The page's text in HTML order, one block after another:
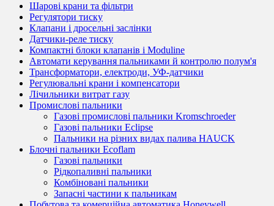
Шарові крани та фільтри
Регулятори тиску
Клапани і дросельні заслінки
Датчики-реле тиску
Компактні блоки клапанів і Moduline
Автомати керування пальниками й контролю полум'я
Трансформатори, електроди, УФ-датчики
Регулювальні крани і компенсатори
Лічильники витрат газу
Промислові пальники
Газові промислові пальники Kromschroeder
Газові пальники Eclipse
Пальники на різних видах палива HAUCK
Блочні пальники Ecoflam
Газові пальники
Рідкопаливні пальники
Комбіновані пальники
Запасні частини к пальникам